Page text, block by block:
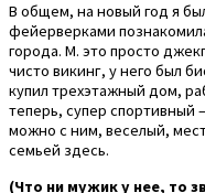
В общем, на новый год я
фейерверками
города. М. это просто
чисто викинг, у него был
купил трехэтажный дом,
теперь, супер
можно с ним, веселый,
семьей здесь.
(Что ни мужик у нее, то